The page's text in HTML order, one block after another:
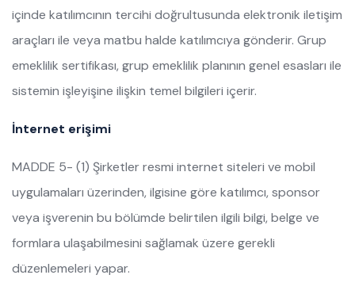
içinde katılımcının tercihi doğrultusunda elektronik iletişim
araçları ile veya matbu halde katılımcıya gönderir. Grup
emeklilik sertifikası, grup emeklilik planının genel esasları ile
sistemin işleyişine ilişkin temel bilgileri içerir.
İnternet erişimi
MADDE 5- (1) Şirketler resmi internet siteleri ve mobil
uygulamaları üzerinden, ilgisine göre katılımcı, sponsor
veya işverenin bu bölümde belirtilen ilgili bilgi, belge ve
formlara ulaşabilmesini sağlamak üzere gerekli
düzenlemeleri yapar.